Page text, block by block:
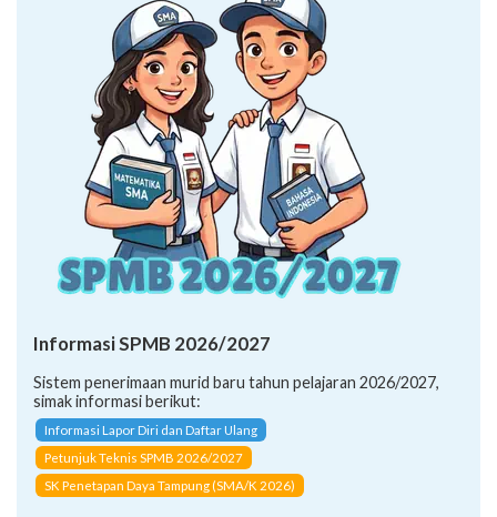
Informasi SPMB 2026/2027
Sistem penerimaan murid baru tahun pelajaran 2026/2027,
simak informasi berikut:
Informasi Lapor Diri dan Daftar Ulang
Petunjuk Teknis SPMB 2026/2027
SK Penetapan Daya Tampung (SMA/K 2026)